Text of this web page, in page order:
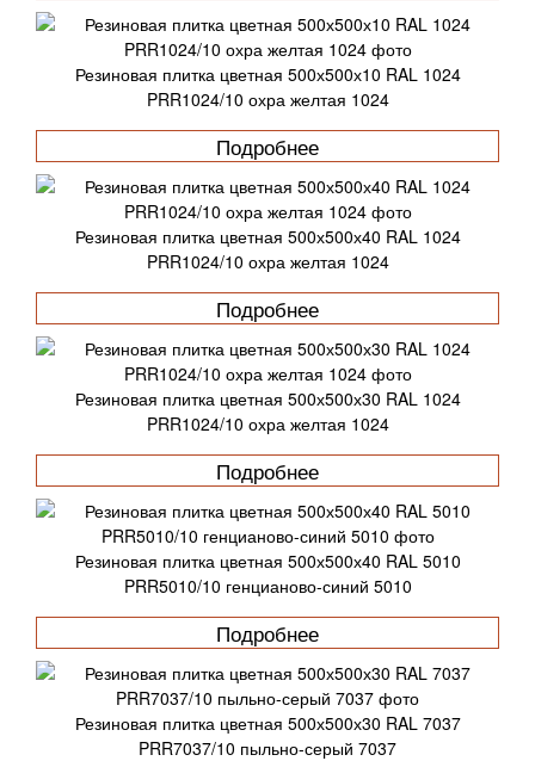
Резиновая плитка цветная 500х500х10 RAL 1024
PRR1024/10 охра желтая 1024
Подробнее
Резиновая плитка цветная 500х500х40 RAL 1024
PRR1024/10 охра желтая 1024
Подробнее
Резиновая плитка цветная 500х500х30 RAL 1024
PRR1024/10 охра желтая 1024
Подробнее
Резиновая плитка цветная 500х500х40 RAL 5010
PRR5010/10 генцианово-синий 5010
Подробнее
Резиновая плитка цветная 500х500х30 RAL 7037
PRR7037/10 пыльно-серый 7037